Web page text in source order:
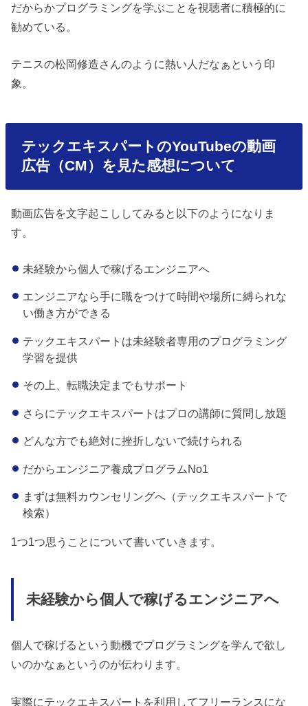
だからかプログラミングを学ぶことを視聴者に積極的に
勧めている。
テニスの松岡修造さんのように熱い人だなぁという印
象。
テックエキスパートのYouTubeの動画
広告（CM）を見た感想について
動画広告を文字起こししてみると以下のようになりま
す。
未経験から個人で稼げるエンジニアへ
エンジニアなら手に職をつけて時間や場所に縛られな
い働き方ができる
テックエキスパートは未経験者専用のプログラミング
学習を提供
その上、転職決定までもサポート
さらにテックエキスパートはプロの講師に質問し放題
どんな方でも絶対に挫折しないで続けられる
だからエンジニア養成プログラムNo1
まずは無料カウンセリングへ（テックエキスパートで
検索）
1つ1つ思うことについて書いていきます。
未経験から個人で稼げるエンジニアへ
個人で稼げるという動機でプログラミングを学んで欲し
いのかなぁというのが伝わります。
実際にテックエキスパートを利用してフリーランスにな